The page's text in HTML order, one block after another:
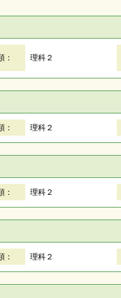
： 理科２
： 理科２
： 理科２
： 理科２